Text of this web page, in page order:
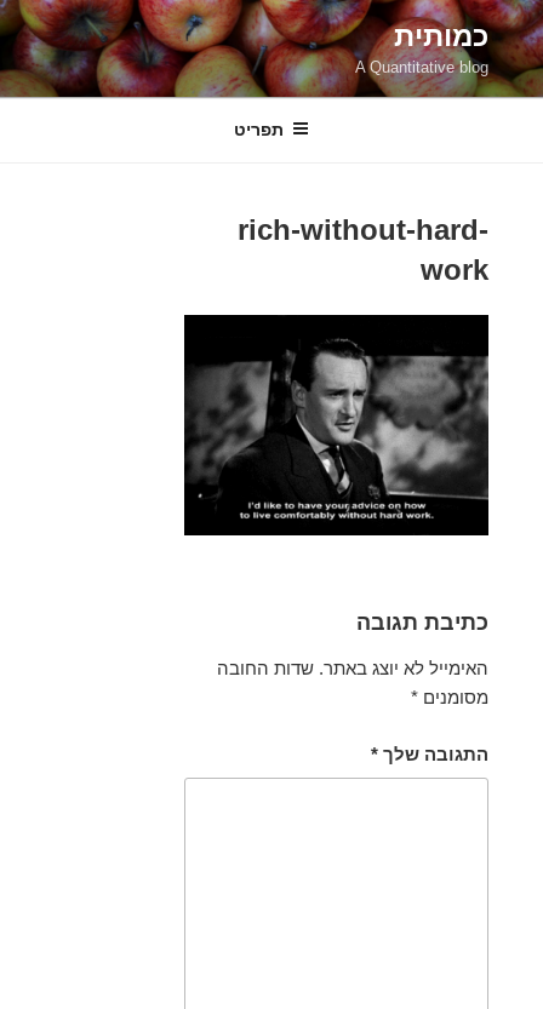
דילוג
לתוכן
כמותית
A Quantitative blog
תפריט
rich-without-hard-
work
כתיבת תגובה
האימייל לא יוצג באתר. שדות החובה
מסומנים *
התגובה שלך *